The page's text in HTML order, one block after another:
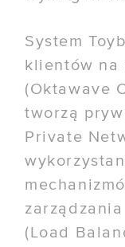
System
klientów na
(Oktawave
tworzą
Private
(Load